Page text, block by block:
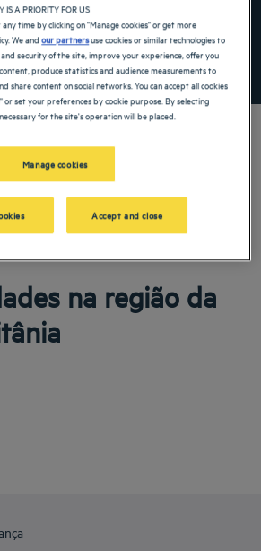
PROCURAR
as boas-vindas à Nova Aquitânia. Restaurantes,
disponível, quartos confortáveis – fazemos o
sua estada o mais confortável possível. Nossa vasta
na região da
IS A PRIORITY FOR US
any time by clicking on "Manage cookies" or get more
We andour partnersuse cookies or similar technologies to
security of the site, improve your experience, offer you
produce statistics and audience measurements to
share content on social networks. You can accept all cookies
or set your preferences by cookie purpose. By selecting
for the site's operation will be placed.
Manage cookies
Accept and close